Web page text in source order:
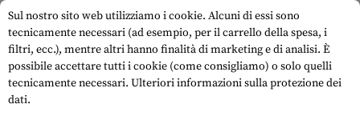
Sul nostro sito web utilizziamo i cookie. Alcuni di essi sono
tecnicamente necessari (ad esempio, per il carrello della spesa, i
filtri, ecc.), mentre altri hanno finalità di marketing e di analisi. È
possibile accettare tutti i cookie (come consigliamo) o solo quelli
tecnicamente necessari. Ulteriori informazioni sulla protezione dei
dati.